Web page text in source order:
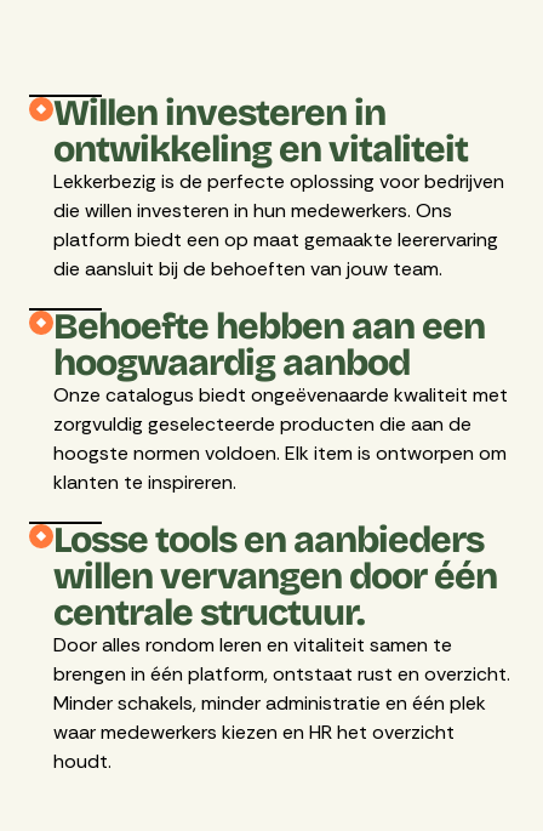
Willen investeren in
ontwikkeling en vitaliteit
Lekkerbezig is de perfecte oplossing voor bedrijven
die willen investeren in hun medewerkers. Ons
platform biedt een op maat gemaakte leerervaring
die aansluit bij de behoeften van jouw team.
Behoefte hebben aan een
hoogwaardig aanbod
Onze catalogus biedt ongeëvenaarde kwaliteit met
zorgvuldig geselecteerde producten die aan de
hoogste normen voldoen. Elk item is ontworpen om
klanten te inspireren.
Losse tools en aanbieders
willen vervangen door één
centrale structuur.
Door alles rondom leren en vitaliteit samen te
brengen in één platform, ontstaat rust en overzicht.
Minder schakels, minder administratie en één plek
waar medewerkers kiezen en HR het overzicht
houdt.